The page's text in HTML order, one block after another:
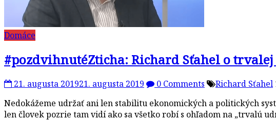
Domáce
#pozdvihnutéZticha: Richard Sťahel o
21. augusta 201921. augusta 2019 0 Comments Richard Sťahel
Nedokážeme udržať ani len stabilitu ekonomických a politických
len človek pozrie tam vidí ako sa všetko robí s ohľadom na „trvalú